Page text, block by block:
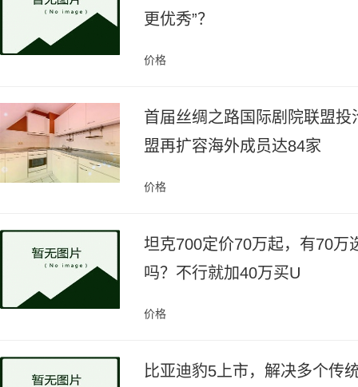
更优秀”？
价格
首届丝绸之路国际剧院联盟投
盟再扩容海外成员达84家
价格
坦克700定价70万起，有70万
吗？不行就加40万买U
价格
比亚迪豹5上市，解决多个传